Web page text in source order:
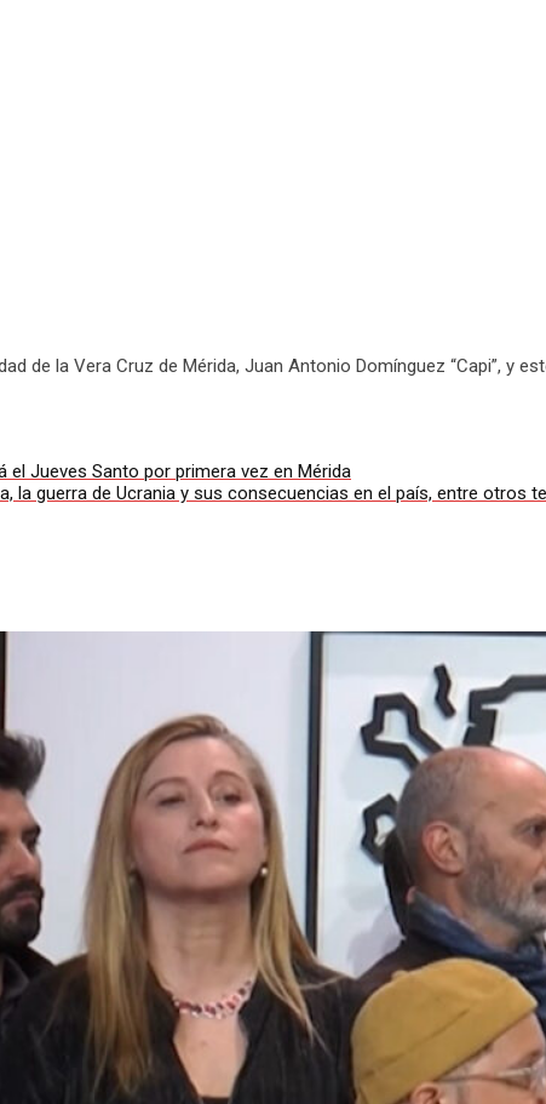
de la Vera Cruz de Mérida, Juan Antonio Domínguez “Capi”, y
el Jueves Santo por primera vez en Mérida
la guerra de Ucrania y sus consecuencias en el país, entre otros